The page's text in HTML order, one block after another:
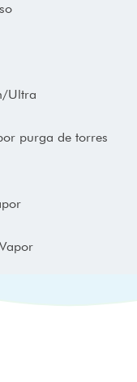
Ultra
purga de torres